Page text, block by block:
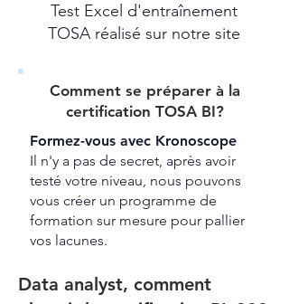
Test Excel d'entraînement
TOSA réalisé sur notre site
Comment se préparer à la
certification TOSA BI?
Formez-vous avec Kronoscope
Il n'y a pas de secret, après avoir
testé votre niveau, nous pouvons
vous créer un programme de
formation sur mesure pour pallier
vos lacunes.
Data analyst, comment